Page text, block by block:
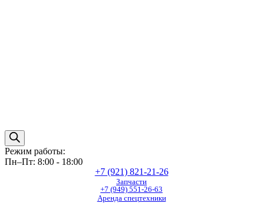
Режим работы:
Пн–Пт: 8:00 - 18:00
+7 (921) 821-21-26
Запчасти
+7 (949) 551-26-63
Аренда спецтехники